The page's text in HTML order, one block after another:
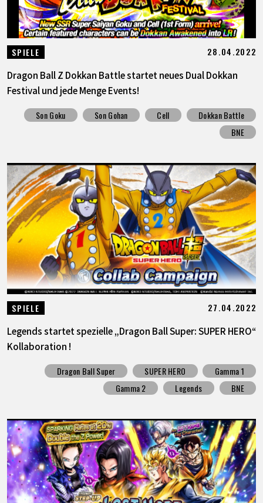
SPIELE 28.04.2022
Dragon Ball Z Dokkan Battle startet neues Dual Dokkan
Festival und jede Menge Events!
Son Goku Son Gohan Cell
Dokkan Battle
BNE
SPIELE 27.04.2022
Legends startet spezielle „Dragon Ball Super: SUPER HERO“
Kollaboration !
Dragon Ball Super SUPER HERO
Gamma 1
Gamma 2
Legends BNE